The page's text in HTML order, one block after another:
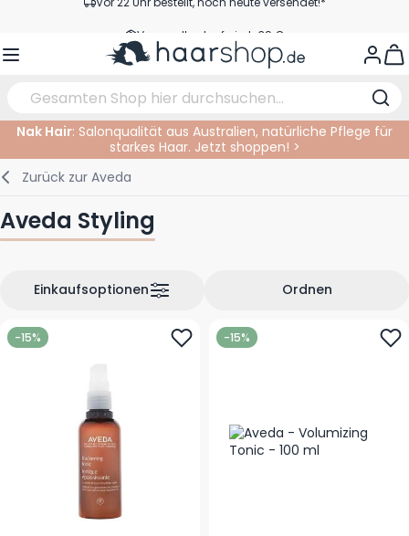
Zum Inhalt springen
Kundenservice
Haarpflege
Haarfarbe
Gesichtspflege
Bräunungsprodukte
Augenpflege
Augenbrauen
Lippen
Zubehör
Nagelprodukte
Haarprodukte
Bartpflege
Elektrisch
Schneidzubehör
Im Salon
Haarfarbe
Dauernwelle
Nak Hair: Salonqualität aus Australien, natürliche Pflege für
starkes Haar. Jetzt shoppen! >
Zurück zur Aveda
Aveda Styling
Ordnen
Einkaufsoptionen
-15% -15%